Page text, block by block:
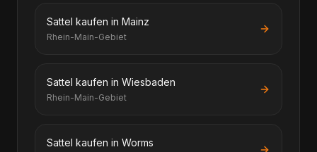
Sattel kaufen in Mainz
Rhein-Main-Gebiet
Sattel kaufen in Wiesbaden
Rhein-Main-Gebiet
Sattel kaufen in Worms